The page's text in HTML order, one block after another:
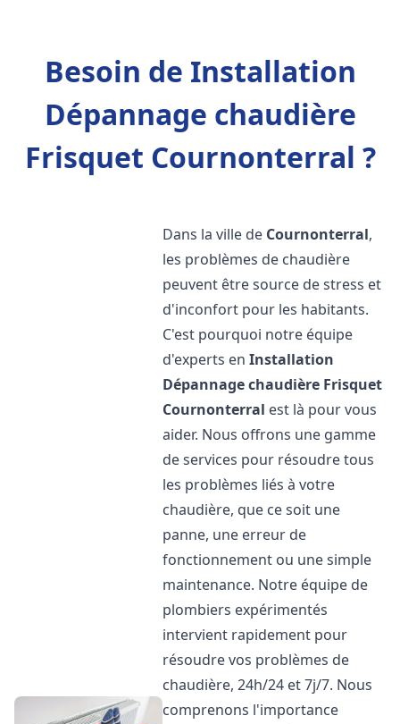
Besoin de Installation
Dépannage chaudière
Frisquet Cournonterral ?
Dans la ville de Cournonterral,
les problèmes de chaudière
peuvent être source de stress et
d'inconfort pour les habitants.
C'est pourquoi notre équipe
d'experts enInstallation
Dépannage chaudière Frisquet
Cournonterral est là pour vous
aider. Nous offrons une gamme
de services pour résoudre tous
les problèmes liés à votre
chaudière, que ce soit une
panne, une erreur de
fonctionnement ou une simple
maintenance. Notre équipe de
plombiers expérimentés
intervient rapidement pour
résoudre vos problèmes de
chaudière, 24h/24 et 7j/7. Nous
comprenons l'importance